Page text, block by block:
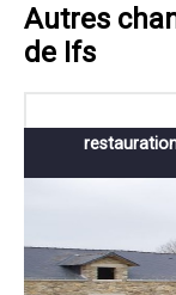
Autres
de Ifs